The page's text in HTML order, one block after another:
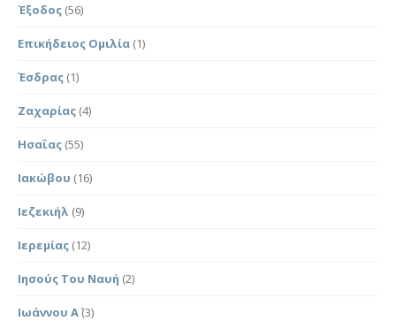
Έξοδος (56)
Επικήδειος Ομιλία (1)
Έσδρας (1)
Ζαχαρίας (4)
Ησαΐας (55)
Ιακώβου (16)
Ιεζεκιήλ (9)
Ιερεμίας (12)
Ιησούς Του Ναυή (2)
Ιωάννου Α΄(3)